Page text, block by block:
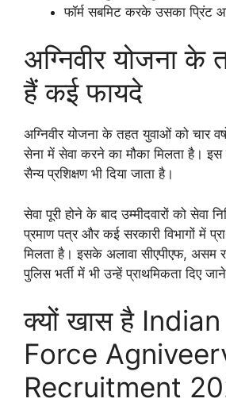
फॉर्म सबमिट करके उसका प्रिंट
अग्निवीर योजना के
हैं कई फायदे
अग्निवीर योजना के तहत युवाओं को चार
सेना में सेवा करने का मौका मिलता है।
सैन्य प्रशिक्षण भी दिया जाता है।
सेवा पूरी होने के बाद उम्मीदवारों को सेवा
प्रमाण पत्र और कई सरकारी विभागों में
मिलता है। इसके अलावा सीएपीएफ, असम
पुलिस भर्ती में भी उन्हें प्राथमिकता दिए
क्यों खास है
Force
Recruitment